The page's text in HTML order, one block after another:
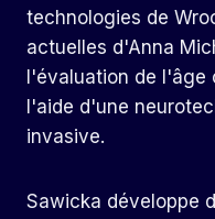
technologies de
actuelles d'Anna
l'évaluation de l'âge
l'aide d'une
invasive.
Sawicka développe